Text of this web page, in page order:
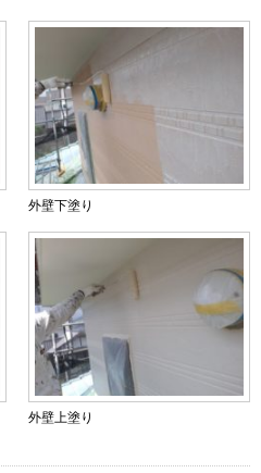
外壁下塗り
外壁上塗り